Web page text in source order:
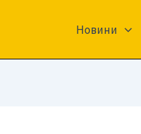
Новини